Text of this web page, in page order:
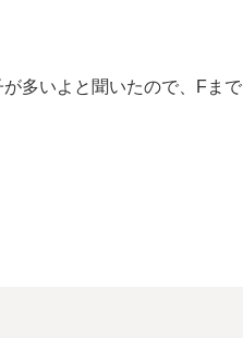
多いよと聞いたので、Fまで